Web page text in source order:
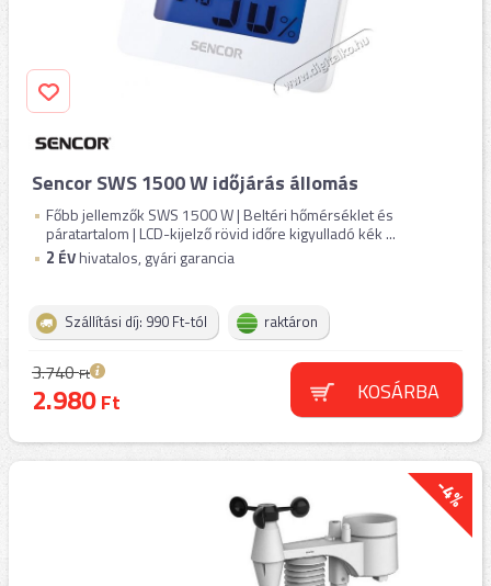
Sencor SWS 1500 W időjárás állomás
Főbb jellemzők SWS 1500 W | Beltéri hőmérséklet és
páratartalom | LCD-kijelző rövid időre kigyulladó kék ...
2 ÉVhivatalos, gyári garancia
Szállítási díj: 990 Ft-tól raktáron
3.740Ft
2.980Ft KOSÁRBA
-4%